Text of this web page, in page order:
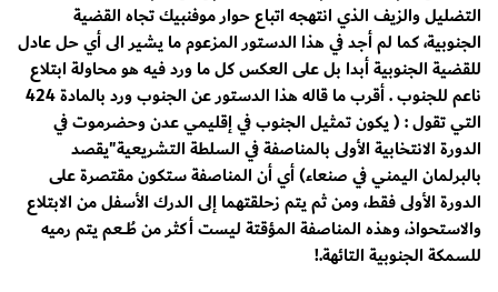
التضليل والزيف الذي انتهجه اتباع حوار موفنبيك تجاه القضية
الجنوبية، كما لم أجد في هذا الدستور المزعوم ما يشير الى أي حل عادل
للقضية الجنوبية أبدا بل على العكس كل ما ورد فيه هو محاولة ابتلاع
ناعم للجنوب . أقرب ما قاله هذا الدستور عن الجنوب ورد بالمادة 424
التي تقول : ( يكون تمثيل الجنوب في إقليمي عدن وحضرموت في
الدورة الانتخابية الأولى بالمناصفة في السلطة التشريعية"يقصد
بالبرلمان اليمني في صنعاء) أي أن المناصفة ستكون مقتصرة على
الدورة الأولى فقط، ومن ثم يتم زحلقتهما إلى الدرك الأسفل من الابتلاع
والاستحواذ، وهذه المناصفة المؤقتة ليست أكثر من طُـــعم يتم رميه
للسمكة الجنوبية التائهة.!